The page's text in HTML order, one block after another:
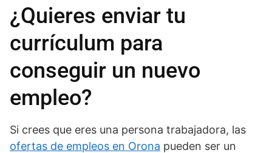
¿Quieres enviar tu
currículum para
conseguir un nuevo
empleo?
Si crees que eres una persona trabajadora, las
ofertas de empleos en Orona pueden ser un